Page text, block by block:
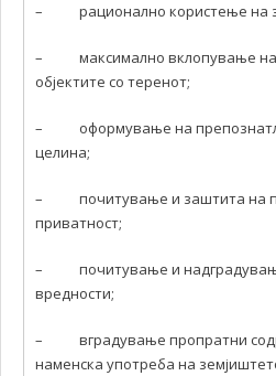
– рационално користење на
– максимално вклопување на
објектите со теренот;
– оформување на
целина;
– почитување и заштита на
приватност;
– почитување и
вредности;
– вградување пропратни
наменска употреба на